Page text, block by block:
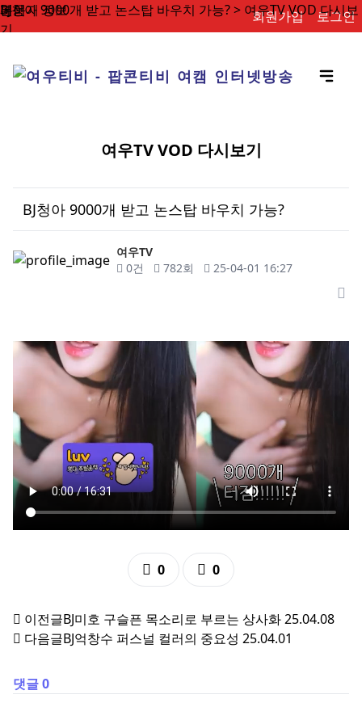
BJ청아 9000개 받고 논스탑 바우치 가능? > 여우TV VOD 다시보
기
회원가입 로그인
여우TV VOD 다시보기
BJ청아 9000개 받고 논스탑 바우치 가능?
페이지 정보
작성자
여우TV
댓글
0건 조회
782회 작성일
25-04-01 16:27
본문
추천
0 비추천
0
이전글BJ미호 구슬픈 목소리로 부르는 상사화25.04.08
다음글BJ억창수 퍼스널 컬러의 중요성 25.04.01
댓글 0